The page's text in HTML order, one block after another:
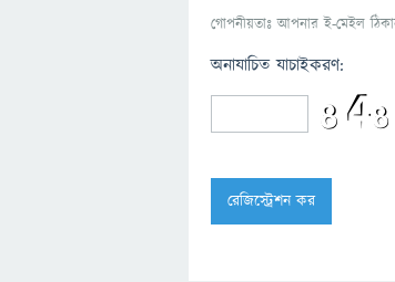
গোপনীয়তাঃ আপনার ই-মেইল
অনাযাচিত যাচাইকরণ: